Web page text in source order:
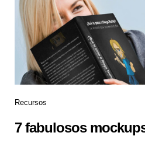
Recursos
7 fabulosos